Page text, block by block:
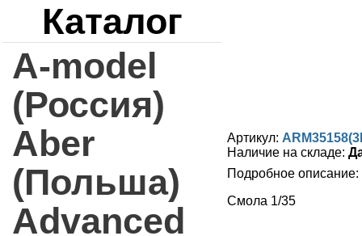
Каталог
A-model
(Россия)
Aber
(Польша)
Advanced
Артикул:
Наличие на складе:
Подробное описание:
Смола 1/35